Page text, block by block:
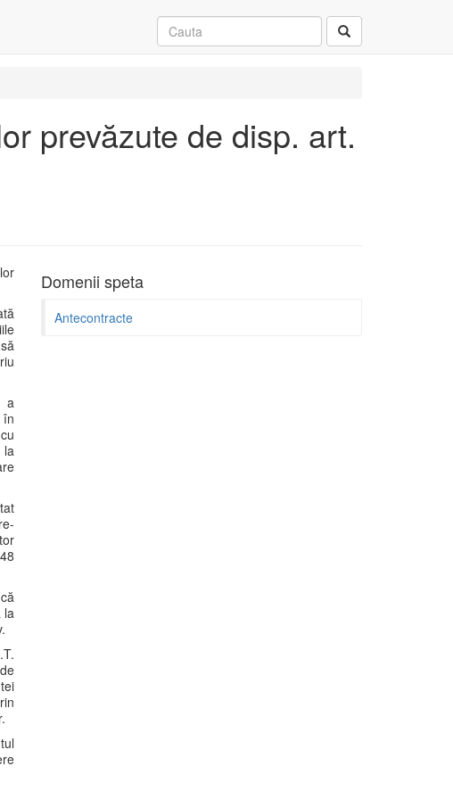
prevăzute de disp. art.
a
la
la
Domenii speta
Antecontracte